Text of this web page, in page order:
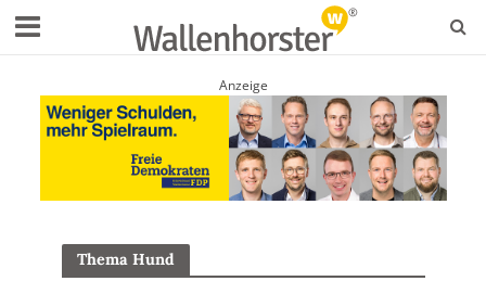
Anzeige
Thema Hund